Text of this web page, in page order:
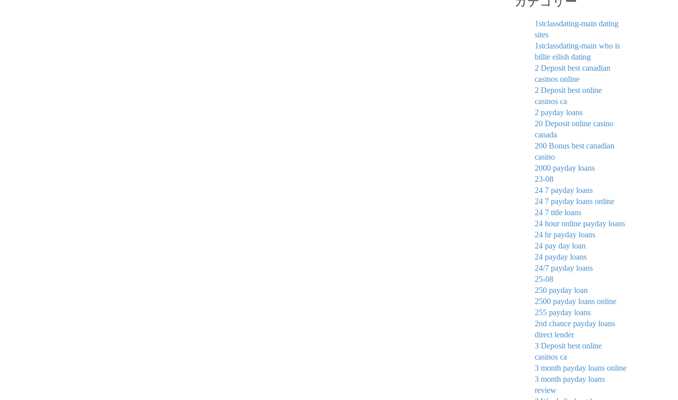
1stclassdating-main dating
sites
1stclassdating-main who is
billie eilish dating
2 Deposit best canadian
casinos online
2 Deposit best online
casinos ca
2 payday loans
20 Deposit online casino
canada
200 Bonus best canadian
casino
2000 payday loans
23-08
24 7 payday loans
24 7 payday loans online
24 7 title loans
24 hour online payday loans
24 hr payday loans
24 pay day loan
24 payday loans
24/7 payday loans
25-08
250 payday loan
2500 payday loans online
255 payday loans
2nd chance payday loans
direct lender
3 Deposit best online
casinos ca
3 month payday loans online
3 month payday loans
review